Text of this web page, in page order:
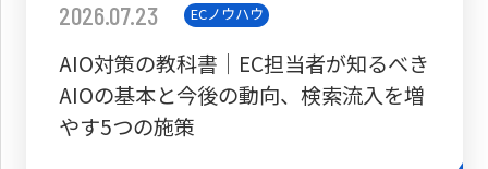
2026.07.23 ECノウハウ
AIO対策の教科書│EC担当者が知るべき
AIOの基本と今後の動向、検索流入を増
やす5つの施策